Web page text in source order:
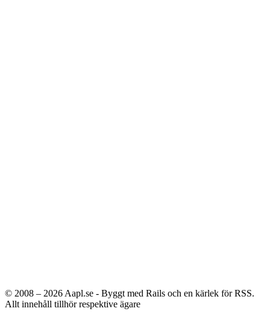
© 2008 – 2026 Aapl.se - Byggt med Rails och en kärlek för RSS.
Allt innehåll tillhör respektive ägare